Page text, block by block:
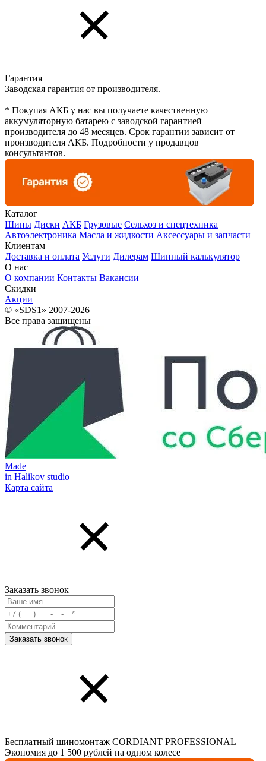
Гарантия
Заводская гарантия от производителя.
* Покупая АКБ у нас вы получаете качественную
аккумуляторную батарею с заводской гарантией
производителя до 48 месяцев. Срок гарантии зависит от
производителя АКБ. Подробности у продавцов
консультантов.
Каталог
Шины Диски АКБ Грузовые Сельхоз и спецтехника
Автоэлектроника Масла и жидкости Аксессуары и запчасти
Клиентам
Доставка и оплата Услуги Дилерам Шинный калькулятор
О нас
О компании Контакты Вакансии
Скидки
Акции
© «SDS1» 2007-2026
Все права защищены
Made
in Halikov studio
Карта сайта
Заказать звонок
Бесплатный шиномонтаж CORDIANT PROFESSIONAL
Экономия до 1 500 рублей на одном колесе